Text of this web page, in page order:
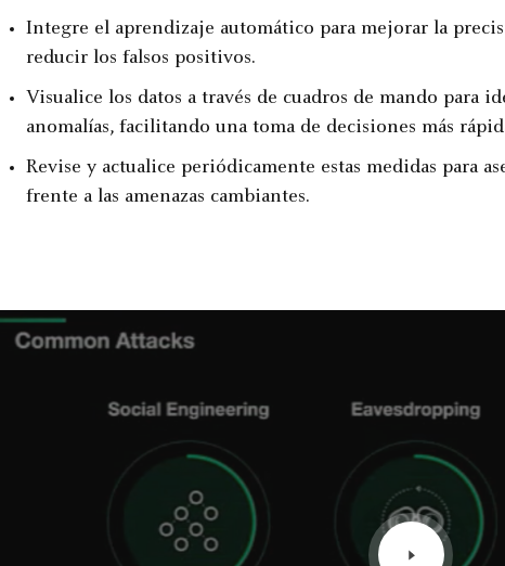
Integre el aprendizaje automático para mejorar la
reducir los falsos positivos.
Visualice los datos a través de cuadros de mando para
anomalías, facilitando una toma de decisiones más
Revise y actualice periódicamente estas medidas para
frente a las amenazas cambiantes.